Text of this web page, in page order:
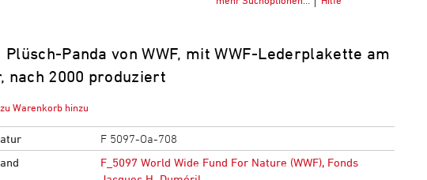
Plüsch-Panda von WWF, mit WWF-Lederplakette am
nach 2000 produziert
zu Warenkorb hinzu
F 5097-Oa-708
F_5097 World Wide Fund For Nature (WWF), Fonds